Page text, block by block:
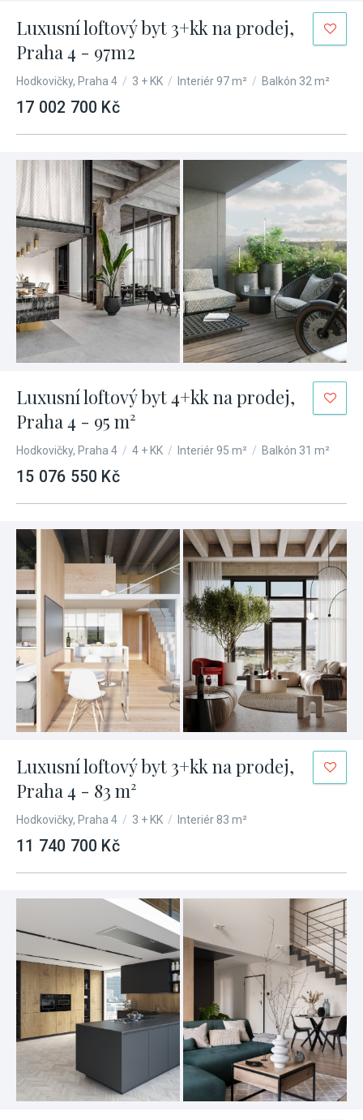
Luxusní loftový byt 3+kk na prodej,
Praha 4 - 97m2
Hodkovičky, Praha 4 / 3 + KK / Interiér 97 m² / Balkón 32 m²
17 002 700 Kč
Luxusní loftový byt 4+kk na prodej,
Praha 4 - 95 m²
Hodkovičky, Praha 4 / 4 + KK / Interiér 95 m² / Balkón 31 m²
15 076 550 Kč
Luxusní loftový byt 3+kk na prodej,
Praha 4 - 83 m²
Hodkovičky, Praha 4 / 3 + KK / Interiér 83 m²
11 740 700 Kč